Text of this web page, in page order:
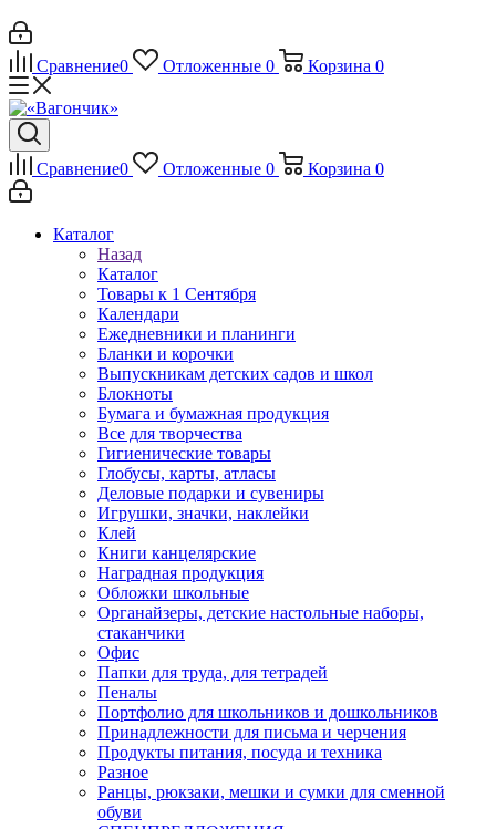
Сравнение0 Отложенные 0 Корзина 0
Сравнение0 Отложенные 0 Корзина 0
Каталог
Назад
Каталог
Товары к 1 Сентября
Календари
Ежедневники и планинги
Бланки и корочки
Выпускникам детских садов и школ
Блокноты
Бумага и бумажная продукция
Все для творчества
Гигиенические товары
Глобусы, карты, атласы
Деловые подарки и сувениры
Игрушки, значки, наклейки
Клей
Книги канцелярские
Наградная продукция
Обложки школьные
Органайзеры, детские настольные наборы,
стаканчики
Офис
Папки для труда, для тетрадей
Пеналы
Портфолио для школьников и дошкольников
Принадлежности для письма и черчения
Продукты питания, посуда и техника
Разное
Ранцы, рюкзаки, мешки и сумки для сменной
обуви